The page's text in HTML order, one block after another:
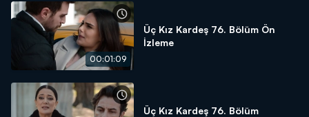
00:01:09
Üç Kız Kardeş 76. Bölüm Ön
İzleme
Üç Kız Kardeş 76. Bölüm